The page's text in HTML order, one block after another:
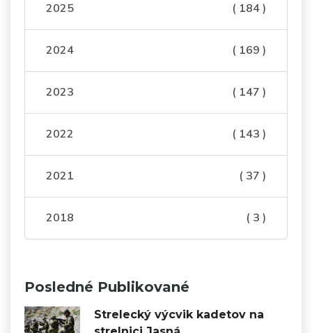
2025 ( 184 )
2024 ( 169 )
2023 ( 147 )
2022 ( 143 )
2021 ( 37 )
2018 ( 3 )
Posledné Publikované
Strelecký výcvik kadetov na